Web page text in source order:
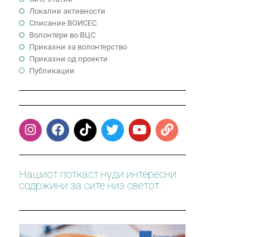
Локални активности
Cписание ВОИСЕС
Волонтери во ВЦС
Приказни за волонтерство
Приказни од проекти
Публикации
Нашиот поткаст нуди интересни
содржини за сите низ светот.